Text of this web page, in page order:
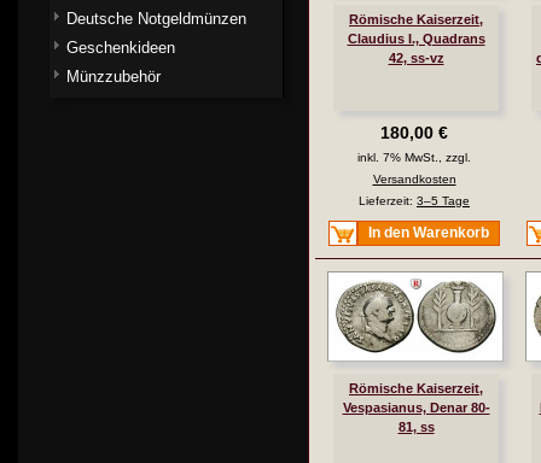
Römische Kaiserzeit,
Claudius I., Quadrans
42, ss-vz
180,00 €
inkl. 7% MwSt., zzgl.
Versandkosten
Lieferzeit: 3–5 Tage
In den Warenkorb
Römische Kaiserzeit,
Vespasianus, Denar 80-
81, ss
Deutsche Notgeldmünzen
Geschenkideen
Münzzubehör